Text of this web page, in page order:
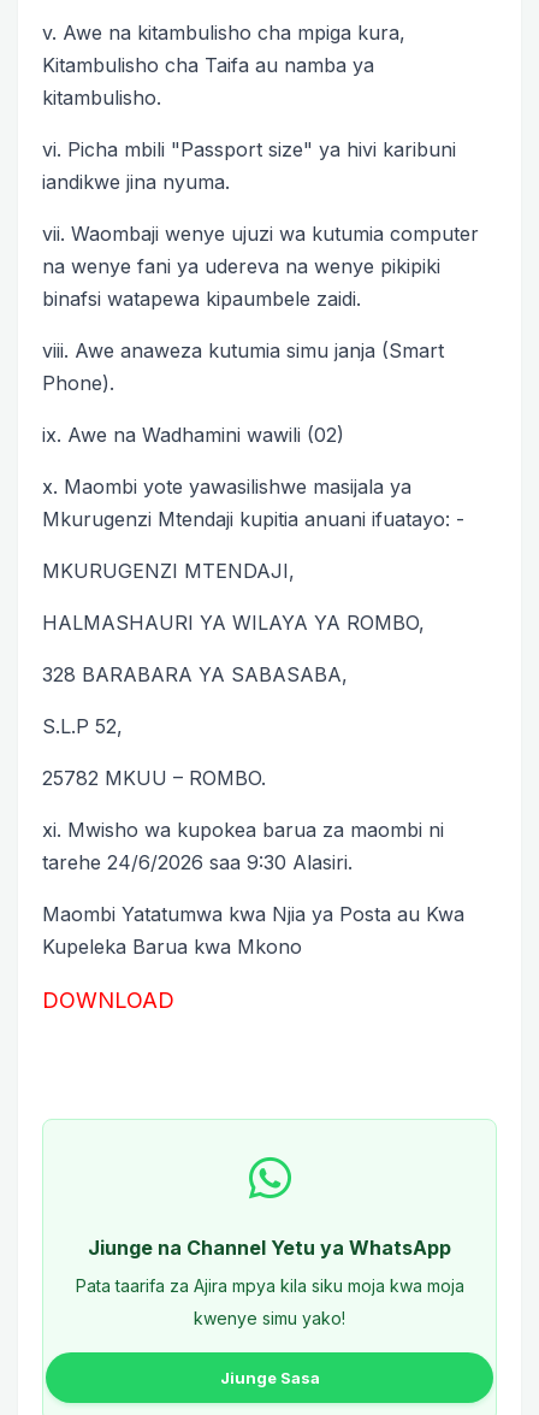
v. Awe na kitambulisho cha mpiga kura,
Kitambulisho cha Taifa au namba ya
kitambulisho.
vi. Picha mbili "Passport size" ya hivi karibuni
iandikwe jina nyuma.
vii. Waombaji wenye ujuzi wa kutumia computer
na wenye fani ya udereva na wenye pikipiki
binafsi watapewa kipaumbele zaidi.
viii. Awe anaweza kutumia simu janja (Smart
Phone).
ix. Awe na Wadhamini wawili (02)
x. Maombi yote yawasilishwe masijala ya
Mkurugenzi Mtendaji kupitia anuani ifuatayo: -
MKURUGENZI MTENDAJI,
HALMASHAURI YA WILAYA YA ROMBO,
328 BARABARA YA SABASABA,
S.L.P 52,
25782 MKUU – ROMBO.
xi. Mwisho wa kupokea barua za maombi ni
tarehe 24/6/2026 saa 9:30 Alasiri.
Maombi Yatatumwa kwa Njia ya Posta au Kwa
Kupeleka Barua kwa Mkono
DOWNLOAD
Jiunge na Channel Yetu ya WhatsApp
Pata taarifa za Ajira mpya kila siku moja kwa moja
kwenye simu yako!
Jiunge Sasa